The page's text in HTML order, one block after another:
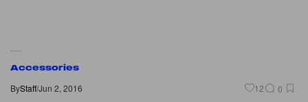
Accessories
ByStaff/Jun 2, 2016 12 0